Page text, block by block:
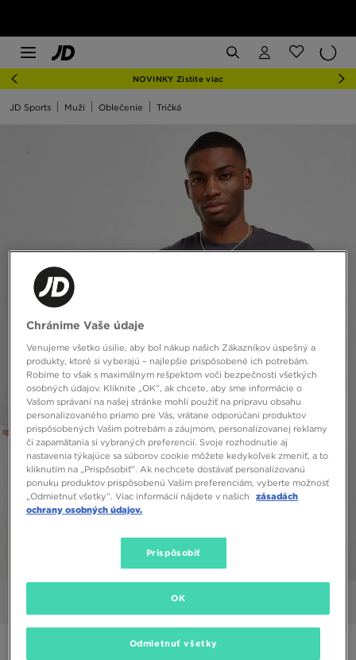
NOVINKY Zistite viac
JD Sports Muži Oblečenie Tričká
CHAMPION COLOUR BLOCK TRIČKO
Chránime Vaše údaje
Venujeme všetko úsilie, aby bol nákup našich Zákazníkov úspešný a
produkty, ktoré si vyberajú – najlepšie prispôsobené ich potrebám.
Robíme to však s maximálnym rešpektom voči bezpečnosti všetkých
osobných údajov. Kliknite „OK”, ak chcete, aby sme informácie o
Vašom správaní na našej stránke mohli použiť na prípravu obsahu
personalizovaného priamo pre Vás, vrátane odporúčaní produktov
prispôsobených Vašim potrebám a záujmom, personalizovanej reklamy
či zapamätania si vybraných preferencií. Svoje rozhodnutie aj
nastavenia týkajúce sa súborov cookie môžete kedykoľvek zmeniť, a to
kliknutím na „Prispôsobiť”. Ak nechcete dostávať personalizovanú
ponuku produktov prispôsobenú Vašim preferenciám, vyberte možnosť
„Odmietnuť všetky”. Viac informácií nájdete v našich
zásadách
ochrany osobných údajov.
Prispôsobiť
Odmietnuť všetky
OK